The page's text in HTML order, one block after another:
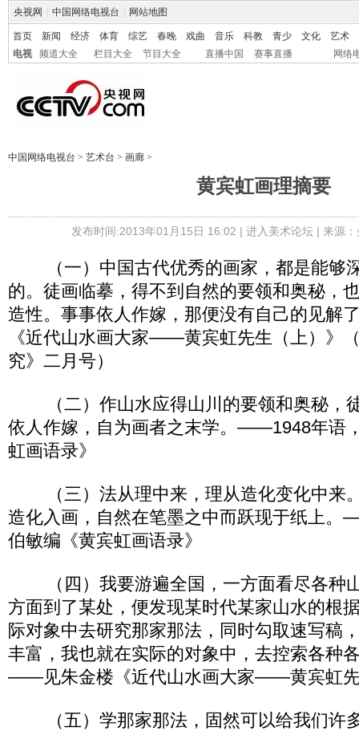
央视网 中国网络电视台 网站地图
首页 新闻 经济 体育 综艺 春晚 戏曲 音乐 科教 青少 文化
艺术
电视
频道大全 栏目大全 节目大全 直播中国 赛事直播 网络
中国网络电视台 > 艺术台 > 画廊 >
黄宾虹画理摘要
发布时间:2013年01月15日 16:02 | 进入美术论坛| 来源
（一）中国古代优秀的画家，都是能够
的。徒画临摹，得不到自然的要领和奥秘，
造性。事事依人作嫁，那便没有自己的见
《近代山水画大家——黄宾虹先生（上）》
究》二月号）
（二）作山水应得山川的要领和奥秘，
依人作嫁，自为画者之末学。——1948年语
虹画语录》
（三）法从理中来，理从造化变化中来
造化入画，自然在笔墨之中而跃现于纸上
伯敏编《黄宾虹画语录》
（四）我要游遍全国，一方面看尽各种
方面到了某处，便发现某时代某家山水的根
际对象中去研究那家那法，同时勾取速写稿
丰富，我也就在实际的对象中，去控索各种
——见朱金楼《近代山水画大家——黄宾虹
（五）学那家那法，固然可以给我们许